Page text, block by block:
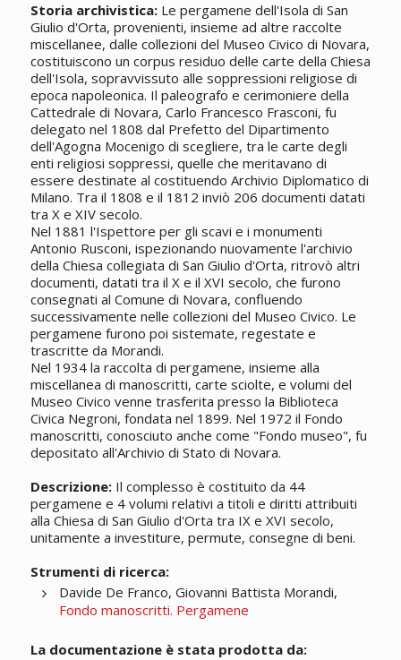
Storia archivistica:Le pergamene dell'Isola di San
Giulio d'Orta, provenienti, insieme ad altre raccolte
miscellanee, dalle collezioni del Museo Civico di Novara,
costituiscono un corpus residuo delle carte della Chiesa
dell'Isola, sopravvissuto alle soppressioni religiose di
epoca napoleonica. Il paleografo e cerimoniere della
Cattedrale di Novara, Carlo Francesco Frasconi, fu
delegato nel 1808 dal Prefetto del Dipartimento
dell'Agogna Mocenigo di scegliere, tra le carte degli
enti religiosi soppressi, quelle che meritavano di
essere destinate al costituendo Archivio Diplomatico di
Milano. Tra il 1808 e il 1812 inviò 206 documenti datati
tra X e XIV secolo.
Nel 1881 l'Ispettore per gli scavi e i monumenti
Antonio Rusconi, ispezionando nuovamente l'archivio
della Chiesa collegiata di San Giulio d'Orta, ritrovò altri
documenti, datati tra il X e il XVI secolo, che furono
consegnati al Comune di Novara, confluendo
successivamente nelle collezioni del Museo Civico. Le
pergamene furono poi sistemate, regestate e
trascritte da Morandi.
Nel 1934 la raccolta di pergamene, insieme alla
miscellanea di manoscritti, carte sciolte, e volumi del
Museo Civico venne trasferita presso la Biblioteca
Civica Negroni, fondata nel 1899. Nel 1972 il Fondo
manoscritti, conosciuto anche come "Fondo museo", fu
depositato all'Archivio di Stato di Novara.
Descrizione:Il complesso è costituito da 44
pergamene e 4 volumi relativi a titoli e diritti attribuiti
alla Chiesa di San Giulio d'Orta tra IX e XVI secolo,
unitamente a investiture, permute, consegne di beni.
Strumenti di ricerca:
Davide De Franco, Giovanni Battista Morandi,
Fondo manoscritti. Pergamene
La documentazione è stata prodotta da: